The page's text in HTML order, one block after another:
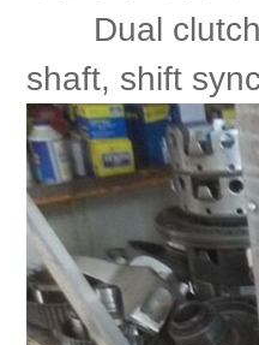
Dual clutch
shaft, shift